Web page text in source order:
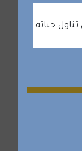
حياته